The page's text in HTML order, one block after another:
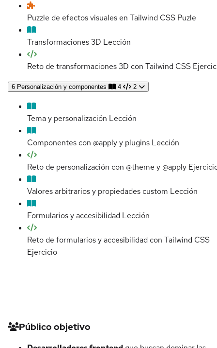
Puzzle de efectos visuales en Tailwind CSS Puzle
Transformaciones 3D Lección
Reto de transformaciones 3D con Tailwind CSS
6 Personalización y componentes 4 2
Tema y personalización Lección
Componentes con @apply y plugins Lección
Reto de personalización con @theme y @apply
Valores arbitrarios y propiedades custom Lección
Formularios y accesibilidad Lección
Reto de formularios y accesibilidad con Tailwind CSS
Ejercicio
Detalles del curso
Público objetivo